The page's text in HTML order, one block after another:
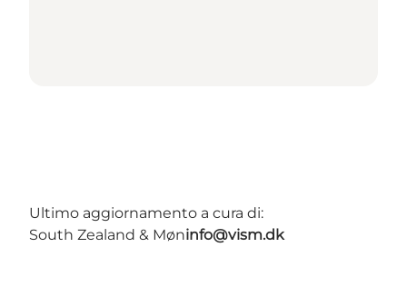
Ultimo aggiornamento a cura di:
South Zealand & Møninfo@vism.dk